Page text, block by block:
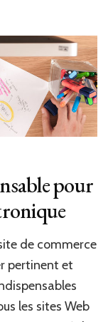
pour
de commerce
pertinent et
les sites Web